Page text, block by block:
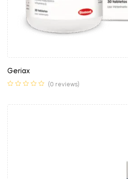
Geriax
(0 reviews)